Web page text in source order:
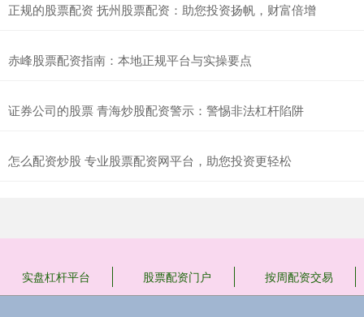
正规的股票配资 抚州股票配资：助您投资扬帆，财富倍增
赤峰股票配资指南：本地正规平台与实操要点
证券公司的股票 青海炒股配资警示：警惕非法杠杆陷阱
怎么配资炒股 专业股票配资网平台，助您投资更轻松
实盘杠杆平台 股票配资门户 按周配资交易